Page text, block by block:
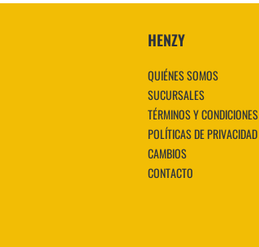
HENZY
QUIÉNES SOMOS
SUCURSALES
TÉRMINOS Y CONDICIONES
POLÍTICAS DE PRIVACIDAD
CAMBIOS
CONTACTO